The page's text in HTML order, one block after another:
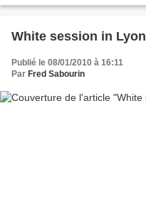
White session in Lyon
Publié le 08/01/2010 à 16:11
Par Fred Sabourin